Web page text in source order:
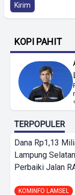
Kirim
KOPI PAHIT
TERPOPULER
Dana Rp1,13
Lampung
Perbaiki Jalan
KOMINFO LAMSEL